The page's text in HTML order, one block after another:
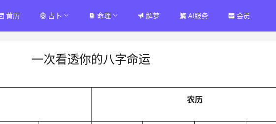
黄历 占卜 命理 解梦 AI服务 会员
一次看透你的八字命运
农历